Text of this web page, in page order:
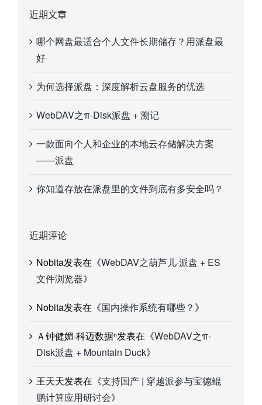
近期文章
哪个网盘最适合个人文件长期储存？用派盘最
好
为何选择派盘：深度解析云盘服务的优选
WebDAV之π-Disk派盘 + 溯记
一款面向个人和企业的本地云存储解决方案
——派盘
你知道存放在派盘里的文件到底有多安全吗？
近期评论
Nobita发表在《WebDAV之葫芦儿·派盘 + ES
文件浏览器》
Nobita发表在《国内操作系统有哪些？ 》
Ａ钟健媚·科迈数据ⁿ发表在《WebDAV之π-
Disk派盘 + Mountain Duck》
王天天发表在《支持国产 | 穿越派参与宝德鲲
鹏计算应用研讨会》